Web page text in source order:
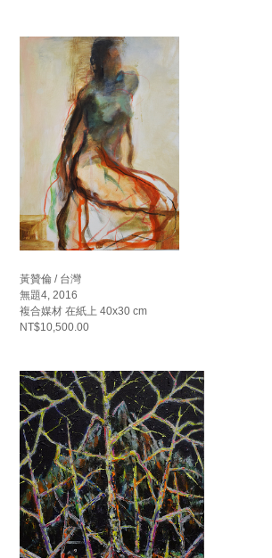
黃贊倫 / 台灣
無題4, 2016
複合媒材 在紙上 40x30 cm
NT$10,500.00